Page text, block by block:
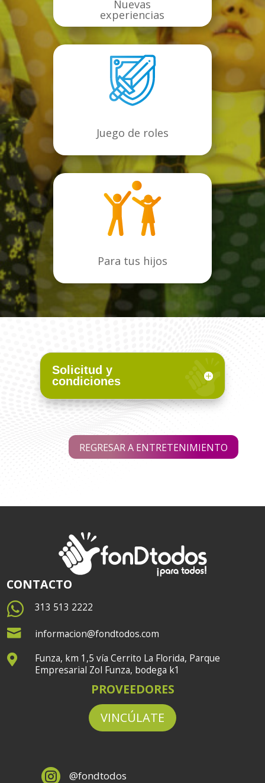
Nuevas
experiencias
Juego de roles
Para tus hijos
Solicitud y
condiciones
REGRESAR A ENTRETENIMIENTO
CONTACTO
 313 513 2222
 informacion@fondtodos.com

Funza, km 1,5 vía Cerrito La Florida, Parque
Empresarial Zol Funza, bodega k1
PROVEEDORES
VINCÚLATE
 @fondtodos